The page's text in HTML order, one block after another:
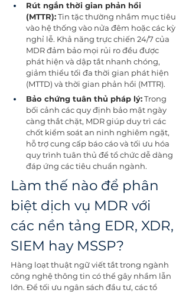
Rút ngắn thời gian phản hồi
(MTTR): Tin tặc thường nhắm mục tiêu
vào hệ thống vào nửa đêm hoặc các kỳ
nghỉ lễ. Khả năng trực chiến 24/7 của
MDR đảm bảo mọi rủi ro đều được
phát hiện và dập tắt nhanh chóng,
giảm thiểu tối đa thời gian phát hiện
(MTTD) và thời gian phản hồi (MTTR).
Bảo chứng tuân thủ pháp lý: Trong
bối cảnh các quy định bảo mật ngày
càng thắt chặt, MDR giúp duy trì các
chốt kiểm soát an ninh nghiêm ngặt,
hỗ trợ cung cấp báo cáo và tối ưu hóa
quy trình tuân thủ để tổ chức dễ dàng
đáp ứng các tiêu chuẩn ngành.
Làm thế nào để phân
biệt dịch vụ MDR với
các nền tảng EDR, XDR,
SIEM hay MSSP?
Hàng loạt thuật ngữ viết tắt trong ngành
công nghệ thông tin có thể gây nhầm lẫn
lớn. Để tối ưu ngân sách đầu tư, các tổ